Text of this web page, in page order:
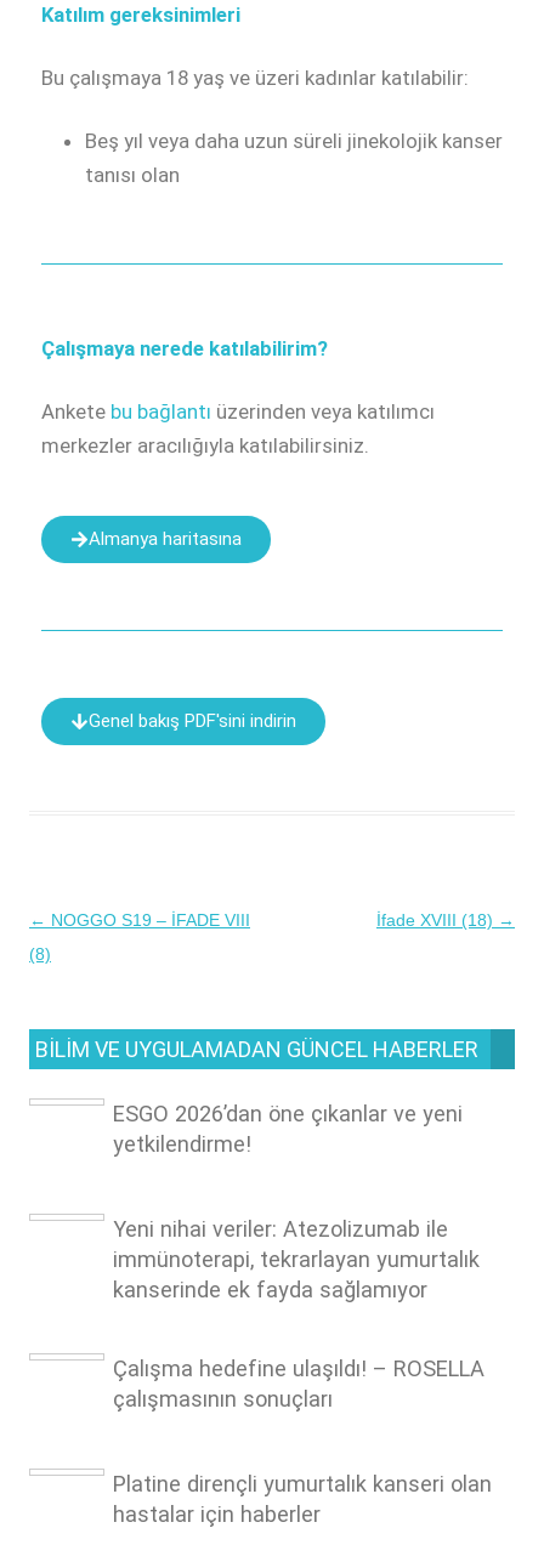
Katılım gereksinimleri
Bu çalışmaya 18 yaş ve üzeri kadınlar katılabilir:
Beş yıl veya daha uzun süreli jinekolojik kanser
tanısı olan
Çalışmaya nerede katılabilirim?
Ankete bu bağlantı üzerinden veya katılımcı
merkezler aracılığıyla katılabilirsiniz.
Almanya haritasına
Genel bakış PDF'sini indirin
Yazı
dolaşımı
← NOGGO S19 – İFADE VIII
(8)
İfade XVIII (18) →
BILIM VE UYGULAMADAN GÜNCEL HABERLER
ESGO 2026’dan öne çıkanlar ve yeni
yetkilendirme!
Yeni nihai veriler: Atezolizumab ile
immünoterapi, tekrarlayan yumurtalık
kanserinde ek fayda sağlamıyor
Çalışma hedefine ulaşıldı! – ROSELLA
çalışmasının sonuçları
Platine dirençli yumurtalık kanseri olan
hastalar için haberler